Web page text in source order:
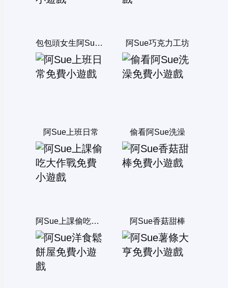
包包頭女生阿Sue煮泡麵 阿Sue巧克力工坊
阿Sue上班日常 偷看阿Sue洗澡
阿Sue上課偷吃大作戰 阿Sue香菇甜棒